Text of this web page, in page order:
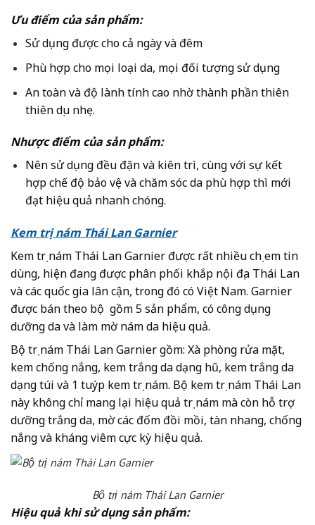
Ưu điểm của sản phẩm:
Sử dụng được cho cả ngày và đêm
Phù hợp cho mọi loại da, mọi đối tượng sử dụng
An toàn và độ lành tính cao nhờ thành phần thiên
thiên dịu nhẹ.
Nhược điểm của sản phẩm:
Nên sử dụng đều đặn và kiên trì, cùng với sự kết
hợp chế độ bảo vệ và chăm sóc da phù hợp thì mới
đạt hiệu quả nhanh chóng.
Kem trị nám Thái Lan Garnier
Kem trị nám Thái Lan Garnier được rất nhiều chị em tin
dùng, hiện đang được phân phối khắp nội địa Thái Lan
và các quốc gia lân cận, trong đó có Việt Nam. Garnier
được bán theo bộ gồm 5 sản phẩm, có công dụng
dưỡng da và làm mờ nám da hiệu quả.
Bộ trị nám Thái Lan Garnier gồm: Xà phòng rửa mặt,
kem chống nắng, kem trắng da dạng hũ, kem trắng da
dạng túi và 1 tuýp kem trị nám. Bộ kem trị nám Thái Lan
này không chỉ mang lại hiệu quả trị nám mà còn hỗ trợ
dưỡng trắng da, mờ các đốm đồi mồi, tàn nhang, chống
nắng và kháng viêm cực kỳ hiệu quả.
Bộ trị nám Thái Lan Garnier
Hiệu quả khi sử dụng sản phẩm: